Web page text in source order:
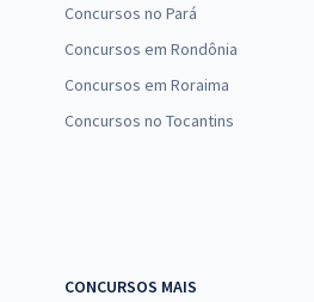
Concursos no Pará
Concursos em Rondônia
Concursos em Roraima
Concursos no Tocantins
CONCURSOS MAIS